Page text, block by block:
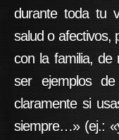
durante toda tu
salud o afectivos,
con la familia, de
ser ejemplos
claramente si
siempre…» (ej.: